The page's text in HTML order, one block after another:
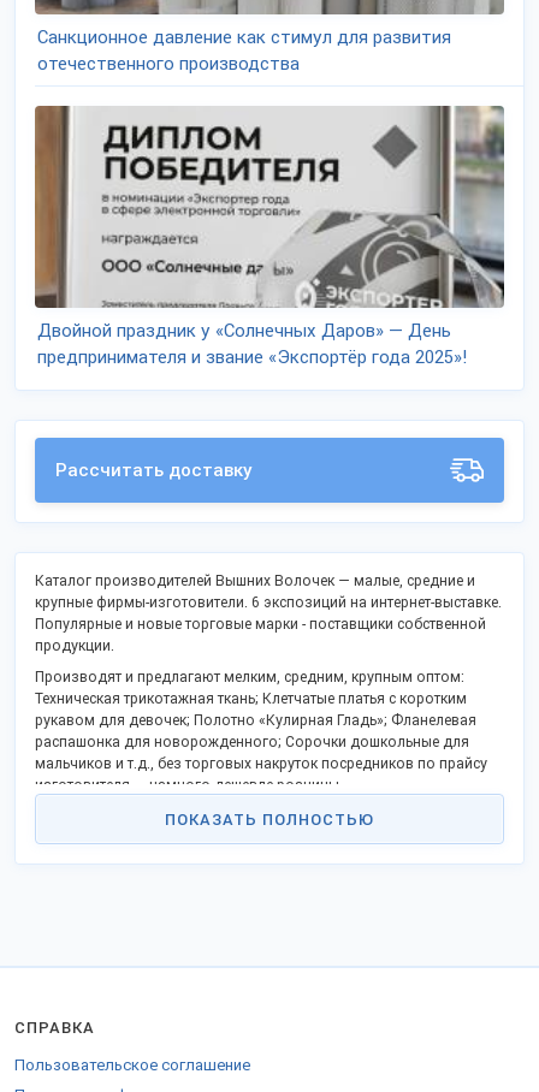
Санкционное давление как стимул для развития
отечественного производства
Двойной праздник у «Солнечных Даров» — День
предпринимателя и звание «Экспортёр года 2025»!
Рассчитать доставку
Каталог производителей Вышних Волочек — малые, средние и
крупные фирмы-изготовители. 6 экспозиций на интернет-выставке.
Популярные и новые торговые марки - поставщики собственной
продукции.
Производят и предлагают мелким, средним, крупным оптом:
Техническая трикотажная ткань; Клетчатые платья с коротким
рукавом для девочек; Полотно «Кулирная Гладь»; Фланелевая
распашонка для новорожденного; Сорочки дошкольные для
мальчиков и т.д., без торговых накруток посредников по прайсу
изготовителя — намного дешевле розницы.
Список включает открытые контактные данные, официальный сайт
и дает возможность заказать продукцию оптом напрямую, стать
дистрибьютором в Вашем регионе.
Доставка в любые регионы России, таможенного союза и за
Для доставки за рубеж предоставляются сопроводительные
ПОКАЗАТЬ ПОЛНОСТЬЮ
СПРАВКА
Пользовательское соглашение